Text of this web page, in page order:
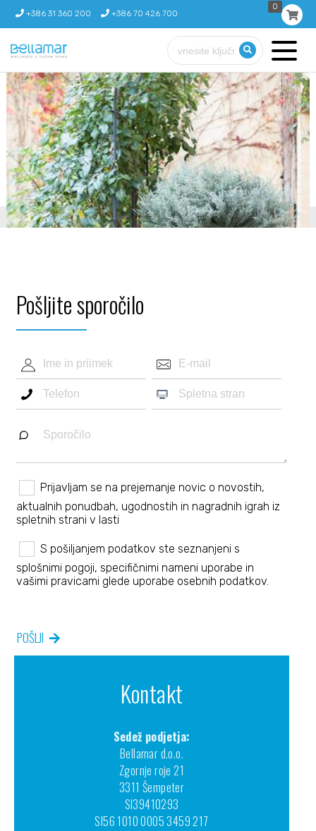
+386 31 360 200 +386 70 426 700
0
Pošljite sporočilo
Prijavljam se na prejemanje novic o novostih,
aktualnih ponudbah, ugodnostih in nagradnih igrah iz
spletnih strani v lasti
S pošiljanjem podatkov ste seznanjeni s
splošnimi pogoji, specifičnimi nameni uporabe in
vašimi pravicami glede uporabe osebnih podatkov.
POŠLJI
Kontakt
Sedež podjetja:
Bellamar d.o.o.
Zgornje roje 21
3311 Šempeter
SI39410293
SI56 1010 0005 3459 217